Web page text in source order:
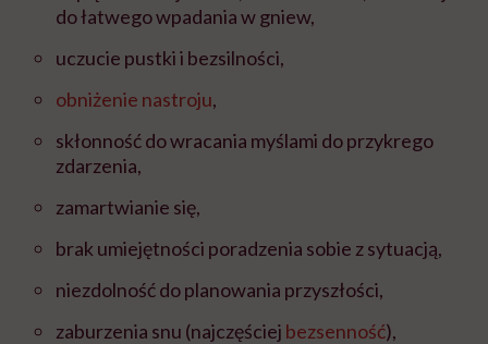
do łatwego wpadania w gniew,
uczucie pustki i bezsilności,
obniżenie nastroju,
skłonność do wracania myślami do przykrego
zdarzenia,
zamartwianie się,
brak umiejętności poradzenia sobie z sytuacją,
niezdolność do planowania przyszłości,
zaburzenia snu (najczęściej bezsenność),